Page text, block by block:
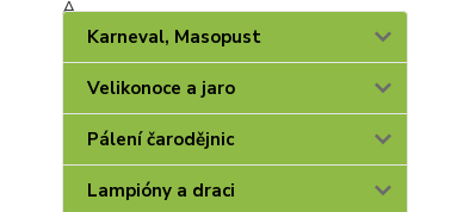
Karneval, Masopust
Velikonoce a jaro
Pálení čarodějnic
Lampióny a draci